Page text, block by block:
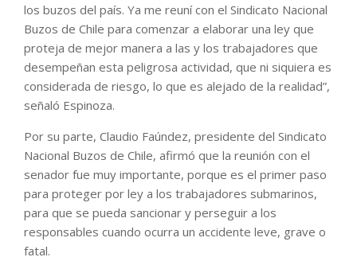
los buzos del país. Ya me reuní con el Sindicato Nacional
Buzos de Chile para comenzar a elaborar una ley que
proteja de mejor manera a las y los trabajadores que
desempeñan esta peligrosa actividad, que ni siquiera es
considerada de riesgo, lo que es alejado de la realidad”,
señaló Espinoza.
Por su parte, Claudio Faúndez, presidente del Sindicato
Nacional Buzos de Chile, afirmó que la reunión con el
senador fue muy importante, porque es el primer paso
para proteger por ley a los trabajadores submarinos,
para que se pueda sancionar y perseguir a los
responsables cuando ocurra un accidente leve, grave o
fatal.